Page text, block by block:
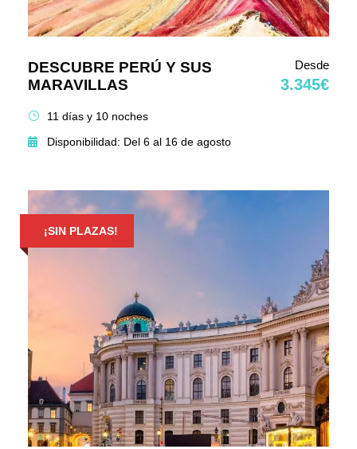
DESCUBRE PERÚ Y SUS
MARAVILLAS
Desde
3.345€
11 días y 10 noches
Disponibilidad: Del 6 al 16 de agosto
¡SIN PLAZAS!